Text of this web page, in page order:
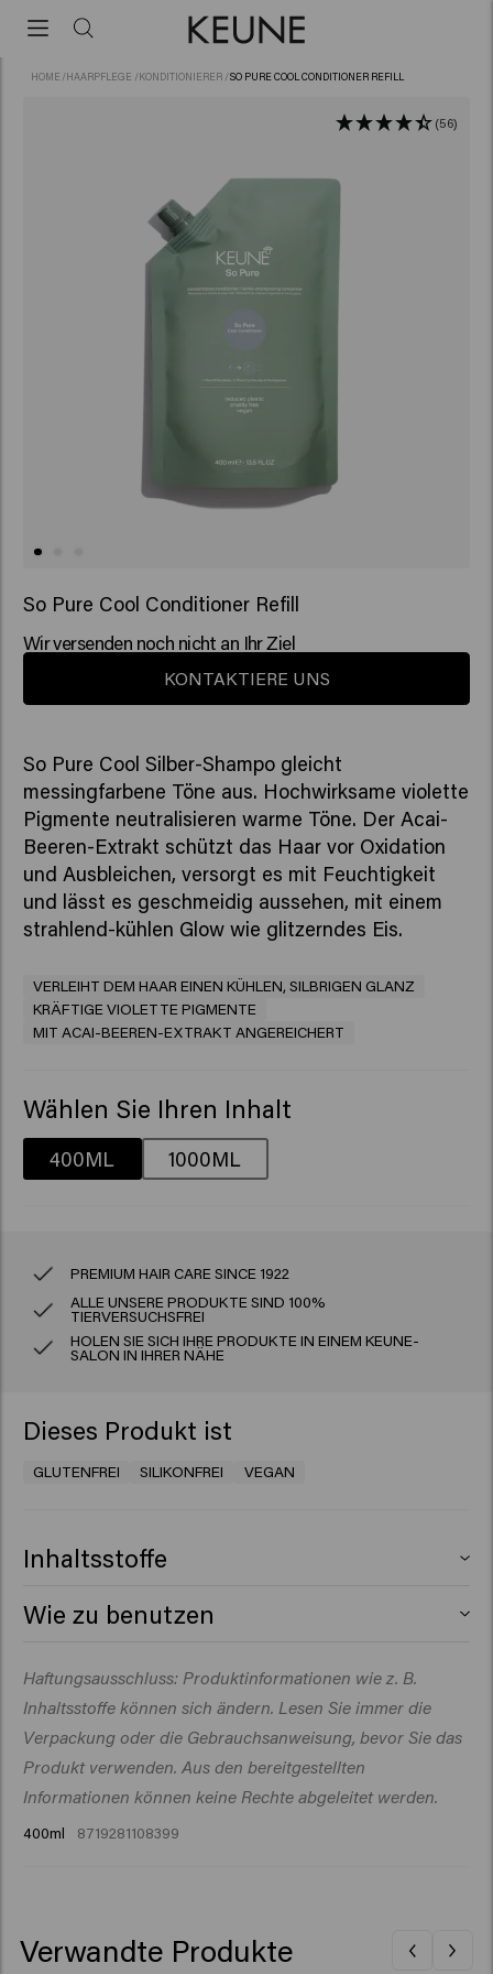
HOME /HAARPFLEGE /KONDITIONIERER /SO PURE COOL CONDITIONER REFILL
(56)
So Pure Cool Conditioner Refill
Wir versenden noch nicht an Ihr Ziel
KONTAKTIERE UNS
So Pure Cool Silber-Shampo gleicht
messingfarbene Töne aus. Hochwirksame violette
Pigmente neutralisieren warme Töne. Der Acai-
Beeren-Extrakt schützt das Haar vor Oxidation
und Ausbleichen, versorgt es mit Feuchtigkeit
und lässt es geschmeidig aussehen, mit einem
strahlend-kühlen Glow wie glitzerndes Eis.
VERLEIHT DEM HAAR EINEN KÜHLEN, SILBRIGEN GLANZ
KRÄFTIGE VIOLETTE PIGMENTE
MIT ACAI-BEEREN-EXTRAKT ANGEREICHERT
Wählen Sie Ihren Inhalt
400ML 1000ML
PREMIUM HAIR CARE SINCE 1922
ALLE UNSERE PRODUKTE SIND 100%
TIERVERSUCHSFREI
HOLEN SIE SICH IHRE PRODUKTE IN EINEM KEUNE-
SALON IN IHRER NÄHE
Dieses Produkt ist
GLUTENFREI SILIKONFREI VEGAN
Inhaltsstoffe
Chloride, Behentrimonium Chloride, Betaine,
37, Parfum (Fragrance), Propylene Glycol
Dicaprylate/Dicaprate, Sodium Benzoate, Lactic Acid,
Isopropyl Alcohol, Hydroxypropyl Starch Phosphate,
Tocopheryl Acetate, Euterpe Oleracea Fruit Extract,
PPG-1 Trideceth-6, Acid Violet 43, Isopropyl Myristate,
Wie zu benutzen
geben. Die Pigmente ein bis drei Minuten einwirken
lassen. Gründlich ausspülen.
Haftungsausschluss: Produktinformationen wie z. B.
Inhaltsstoffe können sich ändern. Lesen Sie immer die
Verpackung oder die Gebrauchsanweisung, bevor Sie das
Produkt verwenden. Aus den bereitgestellten
Informationen können keine Rechte abgeleitet werden.
400ml 8719281108399
Verwandte Produkte